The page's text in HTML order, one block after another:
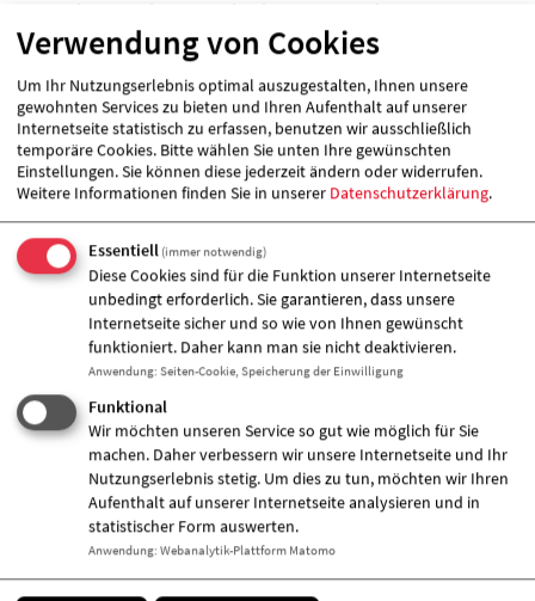
Stiftung und ehemaligen Sozialministerin Regine
Hildebrandt zurückblicken wird.
Genießen Sie im Anschluss an die Verleihung das
Dinner-Buffet - eine erlesene Auswahl kulinarischer
Spezialitäten. Dazu erwartet Sie eine ausgewählte
Getränkekarte. Für die musikalische Umrahmung
und Unterhaltung konnten Musikstipendiaten der
Jürgen-Ponto-Stiftung und die „Combo“ des
Landes-polizeiorchesters Brandenburg engagiert
werden.
Als ein weiteres Highlight wartet eine Tombola mit
zahlreichen attraktiven Preisen auf Sie. Spenden
und gewinnen ist hierbei das Motto. Erleben Sie ein
abwechslungsreiches Programm im Hotel Dorint
und unterstützen Sie unsere wohltätige Arbeit im
Land Brandenburg. Wir freuen uns auf Sie!
Eintrittskarten für die Benefizgala können Sie noch
bis zum 06. Juli, 14.00 Uhr unter 0331-9716260 zum
Preis von 49,00 € erwerben.
Verwendung von Cookies
Um Ihr Nutzungserlebnis optimal auszugestalten, Ihnen unsere
gewohnten Services zu bieten und Ihren Aufenthalt auf unserer
Internetseite statistisch zu erfassen, benutzen wir ausschließlich
temporäre Cookies. Bitte wählen Sie unten Ihre gewünschten
Einstellungen. Sie können diese jederzeit ändern oder widerrufen.
Weitere Informationen finden Sie in unserer Datenschutzerklärung.
Essentiell (immer notwendig)
Diese Cookies sind für die Funktion unserer Internetseite
unbedingt erforderlich. Sie garantieren, dass unsere
Internetseite sicher und so wie von Ihnen gewünscht
funktioniert. Daher kann man sie nicht deaktivieren.
Anwendung: Seiten-Cookie, Speicherung der Einwilligung
Funktional
Wir möchten unseren Service so gut wie möglich für Sie
machen. Daher verbessern wir unsere Internetseite und Ihr
Nutzungserlebnis stetig. Um dies zu tun, möchten wir Ihren
Aufenthalt auf unserer Internetseite analysieren und in
statistischer Form auswerten.
Anwendung: Webanalytik-Plattform Matomo